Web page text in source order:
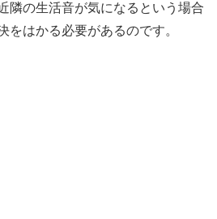
隣の生活音が気になるという場合
をはかる必要があるのです。